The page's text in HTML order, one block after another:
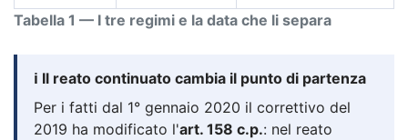
Tabella 1 — I tre regimi e la data che li separa
ℹ️ Il reato continuato cambia il punto di partenza
Per i fatti dal 1° gennaio 2020 il correttivo del
2019 ha modificato l'art. 158 c.p.: nel reato